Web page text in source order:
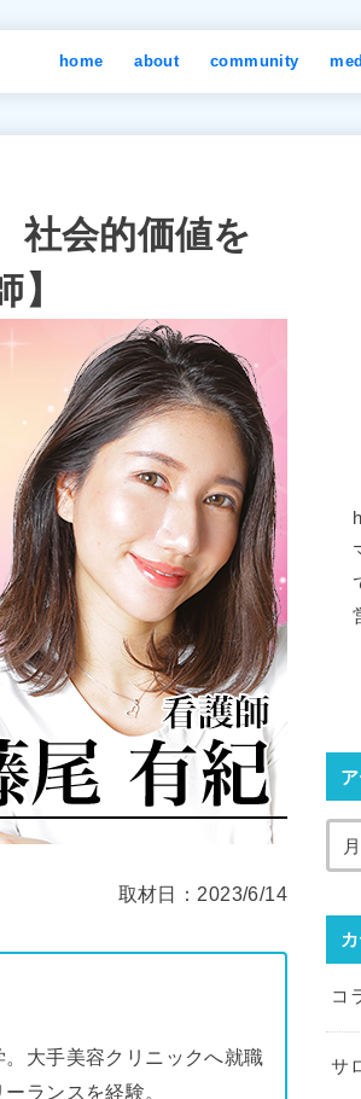
home about community
社会的価値を
取材日：2023/6/14
大手美容クリニックへ就職
ランスを経験。
コ
サ